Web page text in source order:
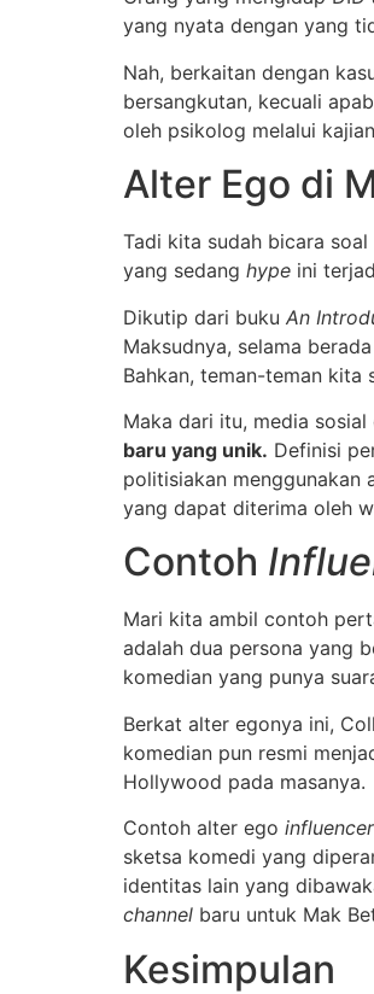
yang nyata dengan yang
Nah, berkaitan dengan
bersangkutan, kecuali
oleh psikolog melalui
Alter Ego di
Tadi kita sudah bicara
yang sedang hype ini
Dikutip dari buku An
Maksudnya, selama
Bahkan, teman-teman kita
Maka dari itu, media
baru yang unik. Definisi
politisiakan menggunakan
yang dapat diterima oleh
Contoh
Mari kita ambil contoh
adalah dua persona yang
komedian yang punya
Berkat alter egonya ini,
komedian pun resmi
Hollywood pada masanya.
Contoh alter ego influencer
sketsa komedi yang
identitas lain yang
channel baru untuk Mak
Kesimpulan